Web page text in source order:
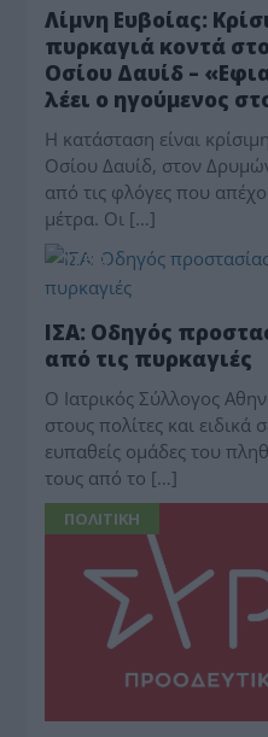
Λίμνη Ευβοίας:
πυρκαγιά κοντά
Οσίου Δαυίδ –
λέει ο ηγούμενος
Η κατάσταση είναι
Οσίου Δαυίδ, στον
από τις φλόγες που
μέτρα. Οι […]
ΥΓΕΙΑ
ΙΣΑ: Οδηγός
από τις πυρκαγιές
Ο Ιατρικός Σύλλογος
στους πολίτες και ειδικά
ευπαθείς ομάδες του
τους από το […]
ΠΟΛΙΤΙΚΗ